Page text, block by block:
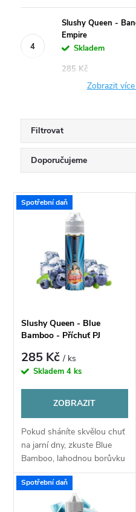
Slushy Queen -
Empire
Skladem
285 Kč
Zobrazit
Filtrovat
Ř
a
í
p
r
d
u
k
Doporučujeme
Nejdražší
Nejprodávanější
Abecedně
V
s
p
r
o
d
u
Spotřební daň
Slushy Queen - Blue
Bamboo - Příchuť PJ
285 Kč/ ks
Skladem4 ks
ZOBRAZIT
Pokud sháníte skvělou chuť
na jarní dny, zkuste Blue
Bamboo, lahodnou borůvku
s pořádnou dávkou
coolady....
Spotřební daň